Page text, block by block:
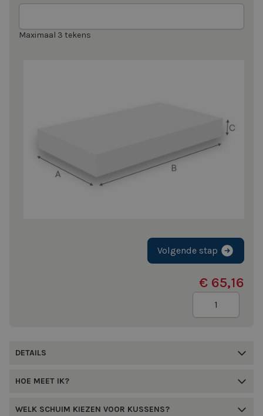
Maximaal 3 tekens
Volgende stap
€ 65,16
DETAILS
HOE MEET IK?
WELK SCHUIM KIEZEN VOOR KUSSENS?